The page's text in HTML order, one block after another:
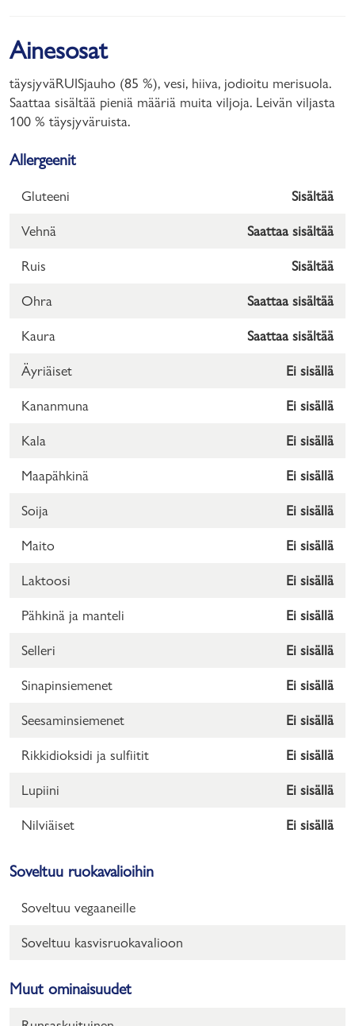
Ainesosat
täysjyväRUISjauho (85 %), vesi, hiiva, jodioitu merisuola.
Saattaa sisältää pieniä määriä muita viljoja. Leivän viljasta
100 % täysjyväruista.
Allergeenit
Gluteeni Sisältää
Vehnä Saattaa sisältää
Ruis Sisältää
Ohra Saattaa sisältää
Kaura Saattaa sisältää
Äyriäiset Ei sisällä
Kananmuna Ei sisällä
Kala Ei sisällä
Maapähkinä Ei sisällä
Soija Ei sisällä
Maito Ei sisällä
Laktoosi Ei sisällä
Pähkinä ja manteli Ei sisällä
Selleri Ei sisällä
Sinapinsiemenet Ei sisällä
Seesaminsiemenet Ei sisällä
Rikkidioksidi ja sulfiitit Ei sisällä
Lupiini Ei sisällä
Nilviäiset Ei sisällä
Soveltuu ruokavalioihin
Soveltuu vegaaneille
Soveltuu kasvisruokavalioon
Muut ominaisuudet